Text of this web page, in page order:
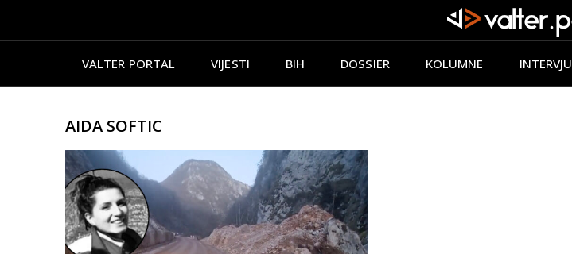
VALTER PORTAL VIJESTI BIH DOSSIER KOLUMNE INTERVJU
AIDA SOFTIC